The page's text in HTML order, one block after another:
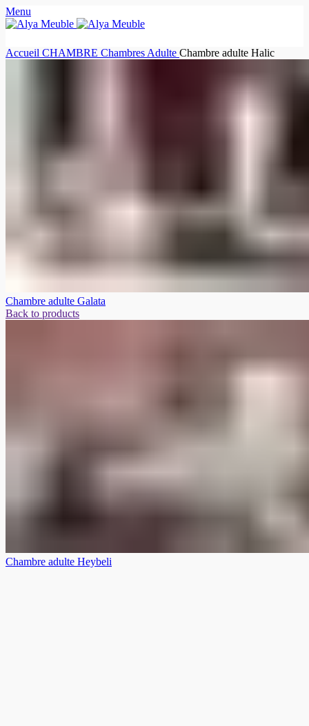
Menu
Accueil CHAMBRE Chambres Adulte Chambre adulte Halic
Chambre adulte Galata
Back to products
Chambre adulte Heybeli